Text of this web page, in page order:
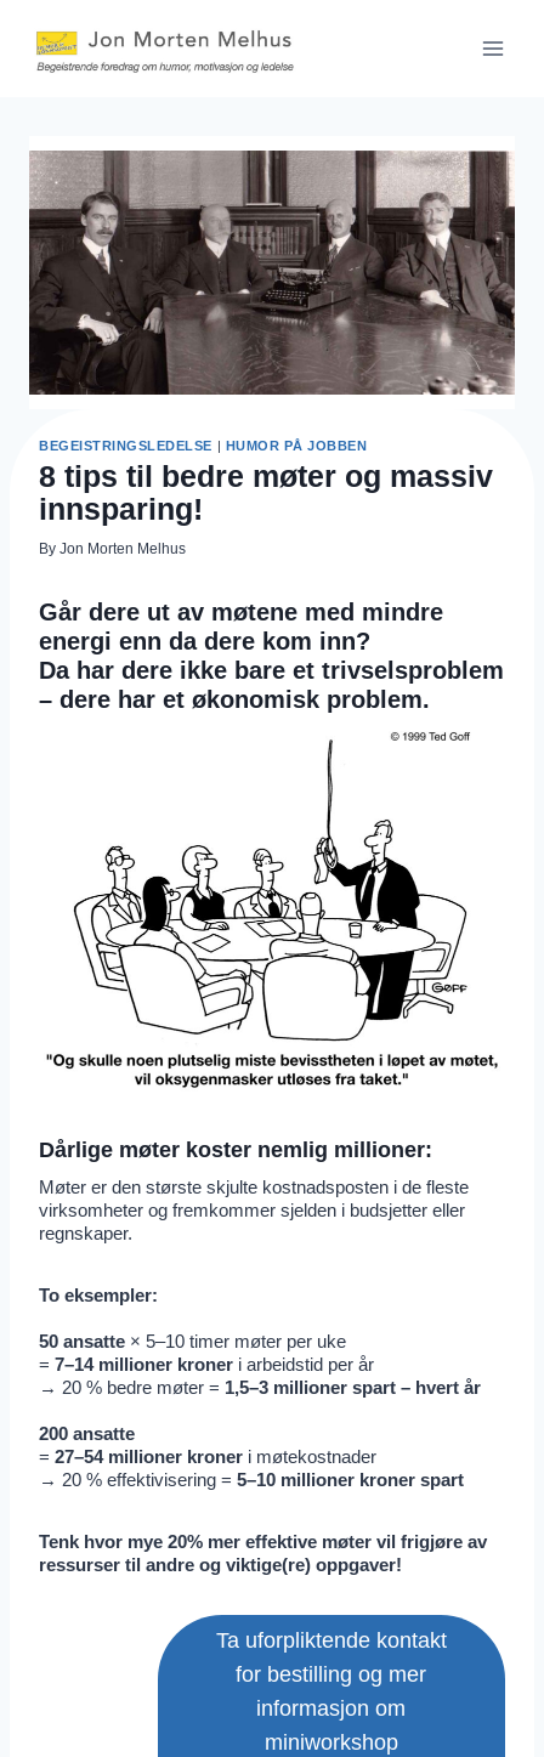
content
BEGEISTRINGSLEDELSE | HUMOR PÅ JOBBEN
8 tips til bedre møter og massiv
innsparing!
By Jon Morten Melhus
Går dere ut av møtene med mindre
energi enn da dere kom inn?
Da har dere ikke bare et trivselsproblem
– dere har et økonomisk problem.
Dårlige møter koster nemlig millioner:
Møter er den største skjulte kostnadsposten i de fleste
virksomheter og fremkommer sjelden i budsjetter eller
regnskaper.
To eksempler:
50 ansatte × 5–10 timer møter per uke
= 7–14 millioner kroner i arbeidstid per år
→ 20 % bedre møter = 1,5–3 millioner spart – hvert år
200 ansatte
= 27–54 millioner kroner i møtekostnader
→ 20 % effektivisering = 5–10 millioner kroner spart
Tenk hvor mye 20% mer effektive møter vil frigjøre av
ressurser til andre og viktige(re) oppgaver!
Ta uforpliktende kontakt
for bestilling og mer
informasjon om
miniworkshop